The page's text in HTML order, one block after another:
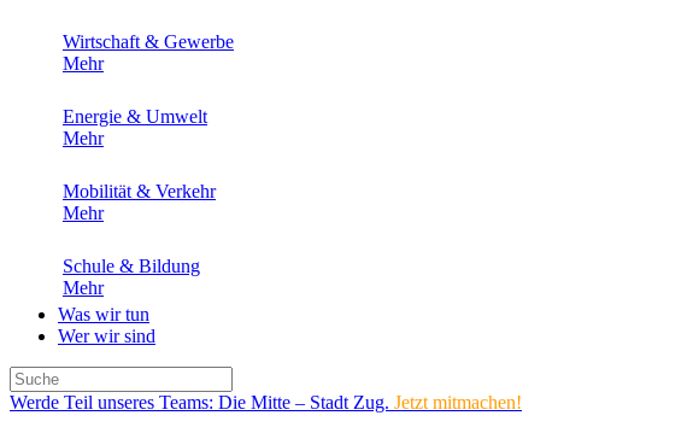
Wirtschaft & Gewerbe
Mehr
Energie & Umwelt
Mehr
Mobilität & Verkehr
Mehr
Schule & Bildung
Mehr
Was wir tun
Wer wir sind
Werde Teil unseres Teams: Die Mitte – Stadt Zug. Jetzt mitmachen!